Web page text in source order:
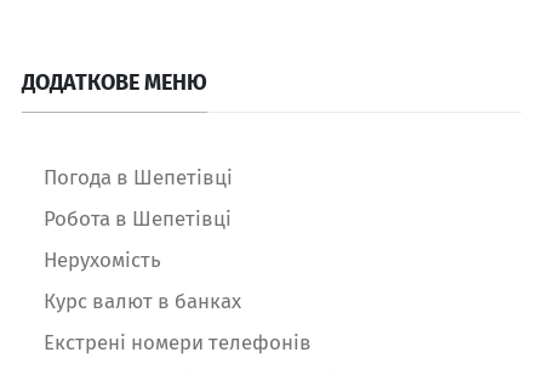
ДОДАТКОВЕ МЕНЮ
Погода в Шепетівці
Робота в Шепетівці
Нерухомість
Курс валют в банках
Екстрені номери телефонів